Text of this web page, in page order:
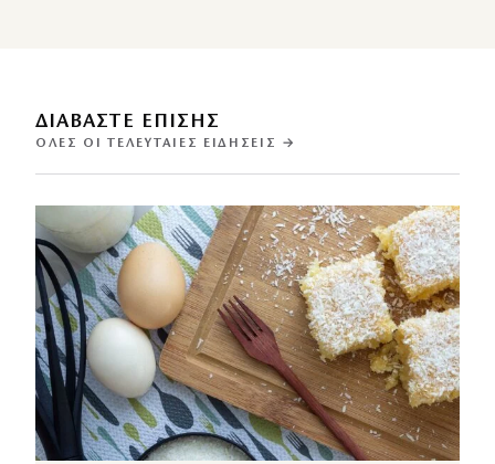
ΔΙΑΒΑΣΤΕ ΕΠΙΣΗΣ
ΌΛΕΣ ΟΙ ΤΕΛΕΥΤΑΊΕΣ ΕΙΔΉΣΕΙΣ →